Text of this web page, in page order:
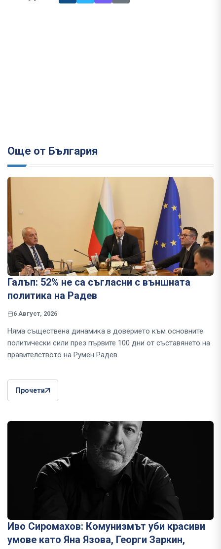
Още от България
Галъп: 52% не са съгласни с външната
политика на Радев
6 Август, 2026
Няма съществена динамика в доверието към основните
политически сили през първите 100 дни от съставянето на
правителството на Румен Радев.
Прочети
Иво Сиромахов: Комунизмът уби красиви
умове като Яна Язова, Георги Заркин,